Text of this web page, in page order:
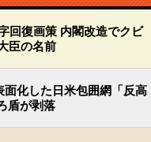
回復画策 内閣改造でクビ
臣の名前
面化した日米包囲網「反高
盾が剥落